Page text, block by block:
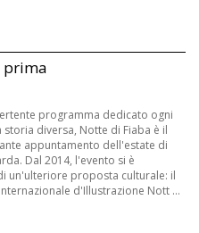
prima
programma dedicato ogni
storia diversa, Notte di Fiaba è il
appuntamento dell'estate di
Dal 2014, l'evento si è
un'ulteriore proposta culturale: il
d'Illustrazione Nott ...